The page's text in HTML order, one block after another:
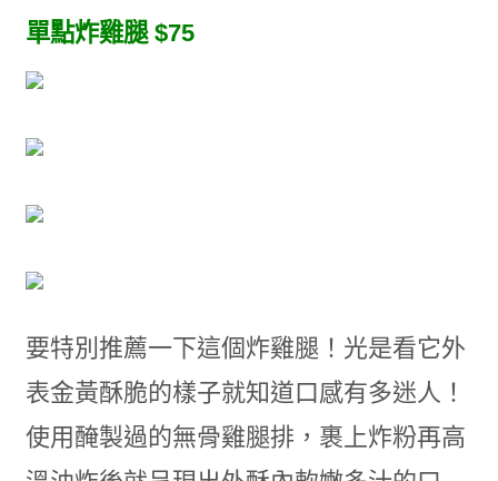
單點炸雞腿 $75
要特別推薦一下這個炸雞腿！光是看它外
表金黃酥脆的樣子就知道口感有多迷人！
使用醃製過的無骨雞腿排，裹上炸粉再高